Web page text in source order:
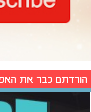
הורדתם כבר את